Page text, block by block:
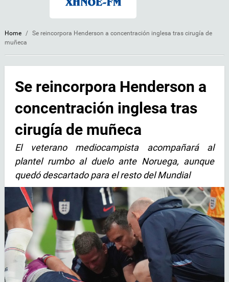
Home / Se reincorpora Henderson a concentración inglesa tras cirugía de
muñeca
Se reincorpora Henderson a
concentración inglesa tras
cirugía de muñeca
El veterano mediocampista acompañará al
plantel rumbo al duelo ante Noruega, aunque
quedó descartado para el resto del Mundial